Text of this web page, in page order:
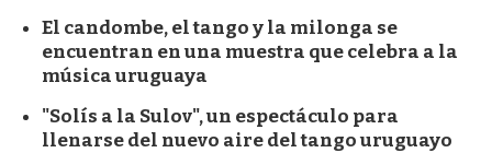
El candombe, el tango y la milonga se
encuentran en una muestra que celebra a la
música uruguaya
"Solís a la Sulov", un espectáculo para
llenarse del nuevo aire del tango uruguayo